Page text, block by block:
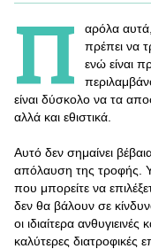
Π
αρόλα
πρέπει να
ενώ είναι
είναι δύσκολο να τα
αλλά και εθιστικά.
Αυτό δεν σημαίνει
απόλαυση της τροφής.
που μπορείτε να
δεν θα βάλουν σε
οι ιδιαίτερα
καλύτερες διατροφικές